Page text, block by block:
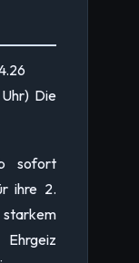
Uhr) Die
sofort
ihre 2.
Ehrgeiz